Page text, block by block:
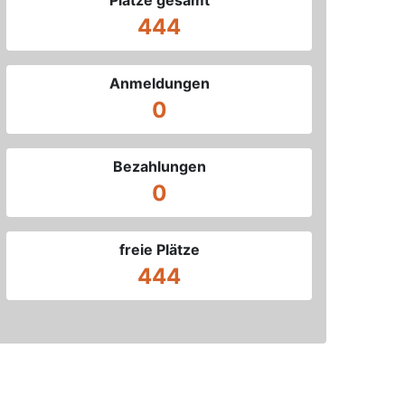
444
Anmeldungen
0
Bezahlungen
0
freie Plätze
444